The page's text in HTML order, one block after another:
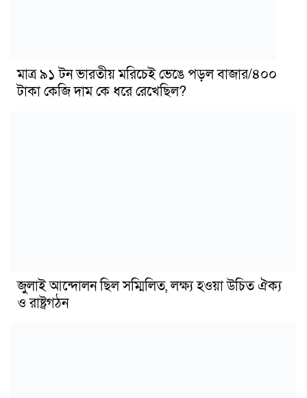
মাত্র ৯১ টন ভারতীয় মরিচেই ভেঙে পড়ল বাজার/৪০০
টাকা কেজি দাম কে ধরে রেখেছিল?
জুলাই আন্দোলন ছিল সম্মিলিত, লক্ষ্য হওয়া উচিত ঐক্য
ও রাষ্ট্রগঠন